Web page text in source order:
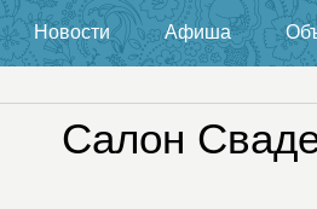
Новости Афиша
Салон